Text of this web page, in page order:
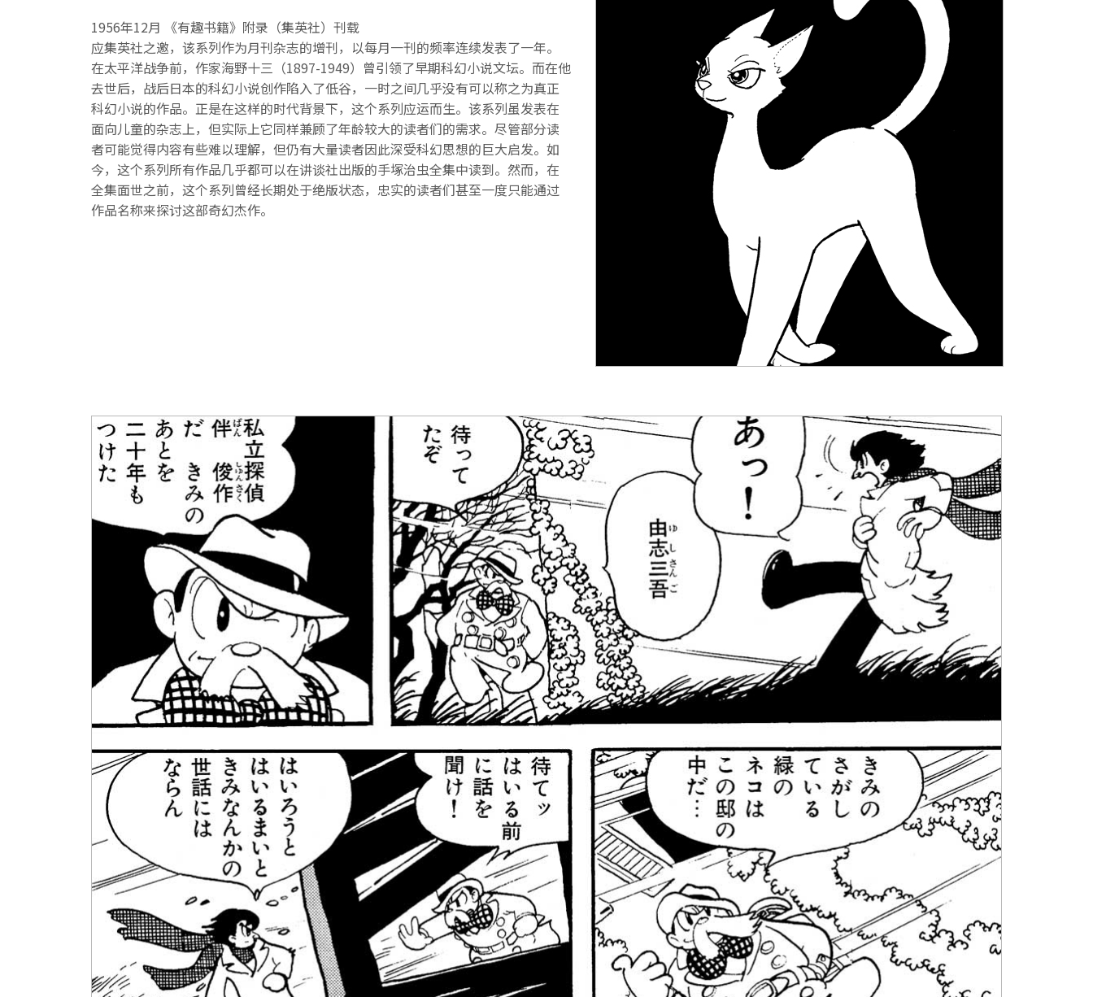
1956年12月 《有趣书籍》附录（集英社）刊载
应集英社之邀，该系列作为月刊杂志的增刊，以每月一刊的频率连续发表了一年。
在太平洋战争前，作家海野十三（1897-1949）曾引领了早期科幻小说文坛。而在他
去世后，战后日本的科幻小说创作陷入了低谷，一时之间几乎没有可以称之为真正
科幻小说的作品。正是在这样的时代背景下，这个系列应运而生。该系列虽发表在
面向儿童的杂志上，但实际上它同样兼顾了年龄较大的读者们的需求。尽管部分读
者可能觉得内容有些难以理解，但仍有大量读者因此深受科幻思想的巨大启发。如
今，这个系列所有作品几乎都可以在讲谈社出版的手塚治虫全集中读到。然而，在
全集面世之前，这个系列曾经长期处于绝版状态，忠实的读者们甚至一度只能通过
作品名称来探讨这部奇幻杰作。